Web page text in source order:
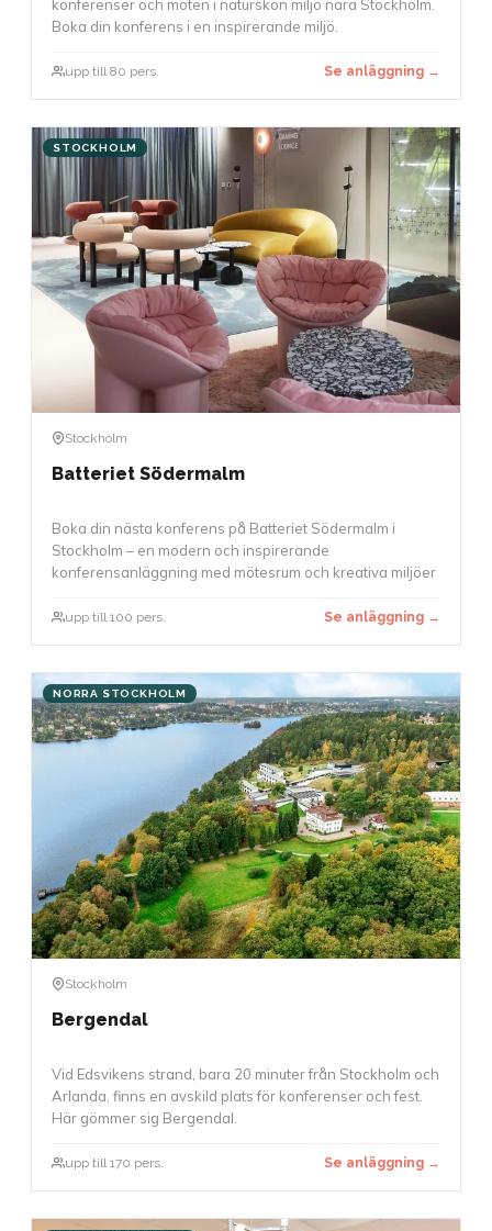
konferenser och möten i naturskön miljö nära Stockholm.
Boka din konferens i en inspirerande miljö.
upp till 80 pers. Se anläggning →
STOCKHOLM
Stockholm
Batteriet Södermalm
Boka din nästa konferens på Batteriet Södermalm i
Stockholm – en modern och inspirerande
konferensanläggning med mötesrum och kreativa miljöer
upp till 100 pers. Se anläggning →
NORRA STOCKHOLM
Stockholm
Bergendal
Vid Edsvikens strand, bara 20 minuter från Stockholm och
Arlanda, finns en avskild plats för konferenser och fest.
Här gömmer sig Bergendal.
upp till 170 pers. Se anläggning →